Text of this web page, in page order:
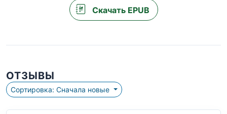
Скачать EPUB
ОТЗЫВЫ
Сортировка: Сначала новые